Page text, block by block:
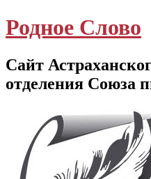
Родное Слово
Сайт
отделения Союза